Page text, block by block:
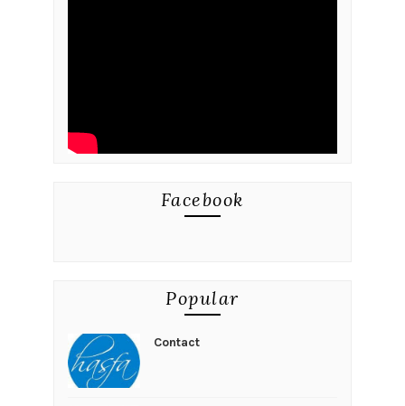
Facebook
Popular
Contact